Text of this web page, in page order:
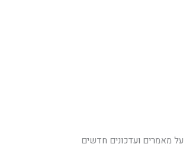
מאמרים ועדכונים חדשים